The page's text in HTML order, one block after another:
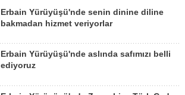
Erbain Yürüyüşü'nde senin dinine diline
bakmadan hizmet veriyorlar
Erbain Yürüyüşü'nde aslında safımızı belli
ediyoruz